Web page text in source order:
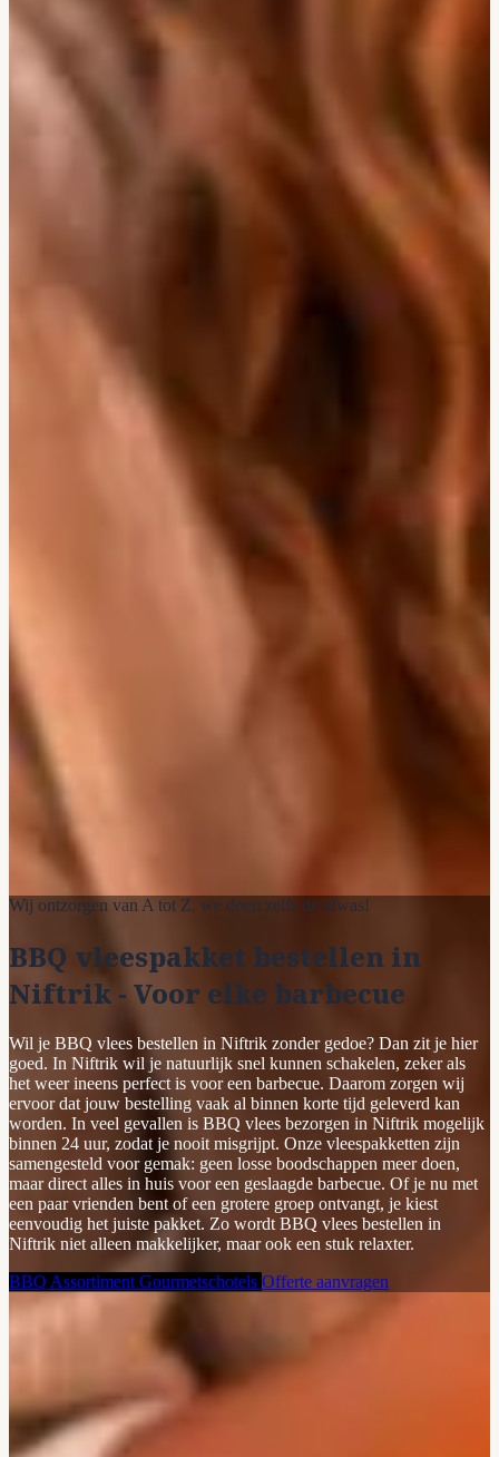
Wij ontzorgen van A tot Z, we doen zelfs de afwas!
BBQ vleespakket bestellen in
Niftrik - Voor elke barbecue
Wil je BBQ vlees bestellen in Niftrik zonder gedoe? Dan zit je hier
goed. In Niftrik wil je natuurlijk snel kunnen schakelen, zeker als
het weer ineens perfect is voor een barbecue. Daarom zorgen wij
ervoor dat jouw bestelling vaak al binnen korte tijd geleverd kan
worden. In veel gevallen is BBQ vlees bezorgen in Niftrik mogelijk
binnen 24 uur, zodat je nooit misgrijpt. Onze vleespakketten zijn
samengesteld voor gemak: geen losse boodschappen meer doen,
maar direct alles in huis voor een geslaagde barbecue. Of je nu met
een paar vrienden bent of een grotere groep ontvangt, je kiest
eenvoudig het juiste pakket. Zo wordt BBQ vlees bestellen in
Niftrik niet alleen makkelijker, maar ook een stuk relaxter.
BBQ Assortiment Gourmetschotels Offerte aanvragen